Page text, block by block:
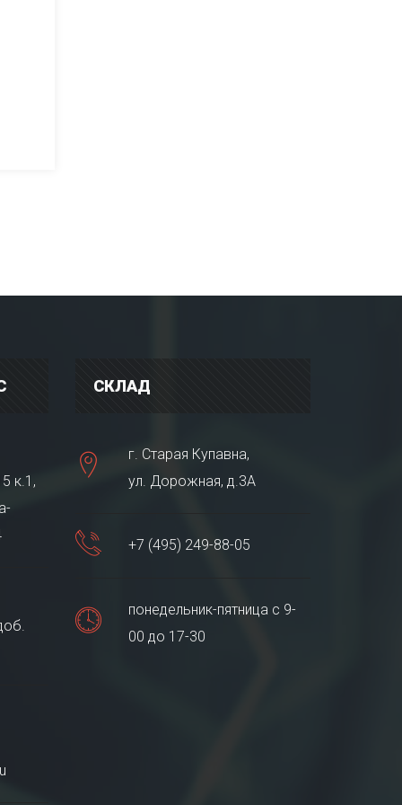
к.1,
СКЛАД
г. Старая Купавна,
ул. Дорожная, д.3А
+7 (495) 249-88-05
понедельник-пятница с 9-
00 до 17-30